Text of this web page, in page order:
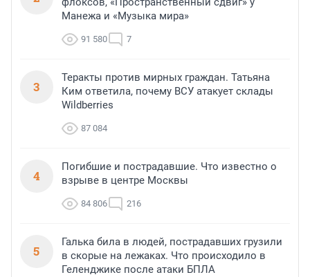
Манежа и «Музыка мира»
91 580 7
3
Теракты против мирных граждан. Татьяна
Ким ответила, почему ВСУ атакует склады
Wildberries
87 084
4
Погибшие и пострадавшие. Что известно о
взрыве в центре Москвы
84 806 216
5
Галька била в людей, пострадавших грузили
в скорые на лежаках. Что происходило в
Геленджике после атаки БПЛА